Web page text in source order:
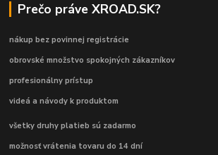
Prečo práve XROAD.SK?
nákup bez povinnej registrácie
obrovské množstvo spokojných zákazníkov
profesionálny prístup
videá a návody k produktom
všetky druhy platieb sú zadarmo
možnosť vrátenia tovaru do 14 dní